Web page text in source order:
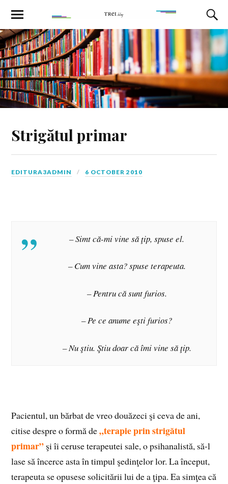
Strigătul primar
EDITURA3ADMIN 6 OCTOBER 2010
– Simt că-mi vine să ţip, spuse el.
– Cum vine asta? spuse terapeuta.
– Pentru că sunt furios.
– Pe ce anume eşti furios?
– Nu ştiu. Ştiu doar că îmi vine să ţip.
Pacientul, un bărbat de vreo douăzeci şi ceva de ani,
citise despre o formă de„terapie prin strigătul
primar” şi îi ceruse terapeutei sale, o psihanalistă, să-l
lase să încerce asta în timpul şedinţelor lor. La început,
terapeuta se opusese solicitării lui de a ţipa. Ea simţea că